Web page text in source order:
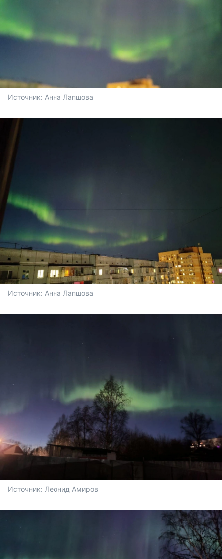
Источник: Анна Лапшова
Источник: Анна Лапшова
Источник: Леонид Амиров